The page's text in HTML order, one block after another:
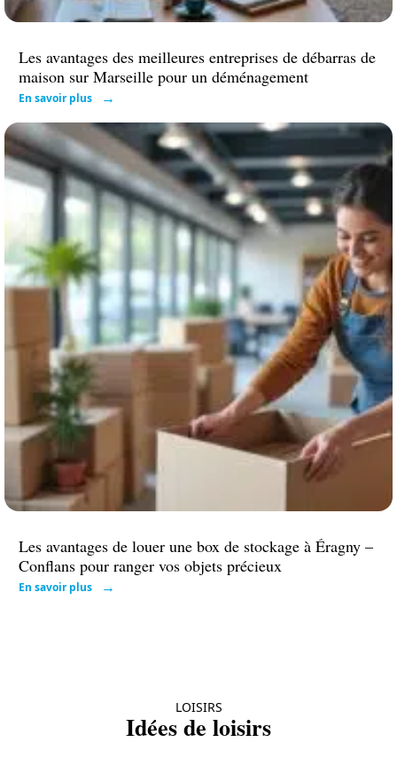
Les avantages des meilleures entreprises de débarras de
maison sur Marseille pour un déménagement
En savoir plus
Les avantages de louer une box de stockage à Éragny –
Conflans pour ranger vos objets précieux
En savoir plus
LOISIRS
Idées de loisirs